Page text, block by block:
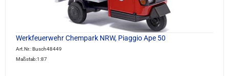
Werkfeuerwehr Chempark NRW, Piaggio Ape 50
Art.Nr.: Busch48449
Maßstab:1:87